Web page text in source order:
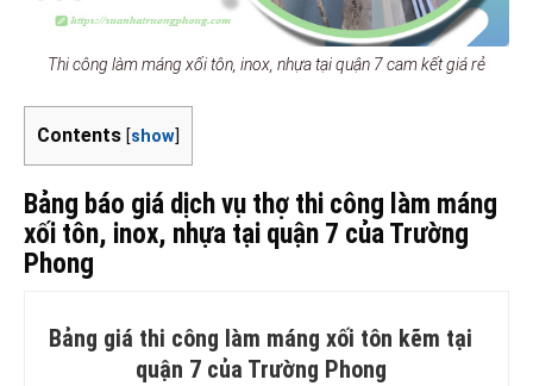
Thi công làm máng xối tôn, inox, nhựa tại quận 7 cam kết giá rẻ
Contents [show]
Bảng báo giá dịch vụ thợ thi công làm máng
xối tôn, inox, nhựa tại quận 7 của Trường
Phong
Bảng giá thi công làm máng xối tôn kẽm tại
quận 7 của Trường Phong